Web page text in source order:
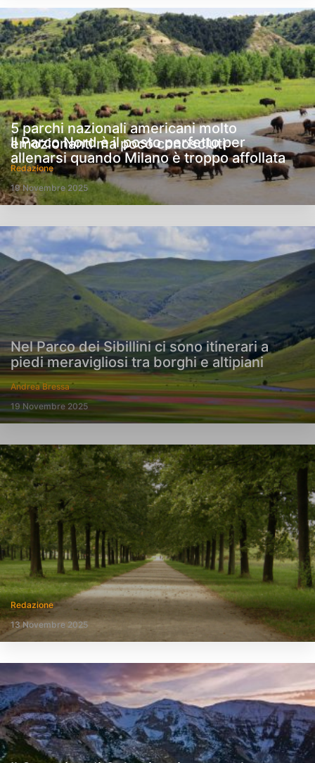
5 parchi nazionali americani molto
emozionanti ma poco conosciuti
Redazione
19 Novembre 2025
Nel Parco dei Sibillini ci sono itinerari a
piedi meravigliosi tra borghi e altipiani
Andrea Bressa
19 Novembre 2025
Il Parco Nord è il posto perfetto per
allenarsi quando Milano è troppo affollata
Redazione
13 Novembre 2025